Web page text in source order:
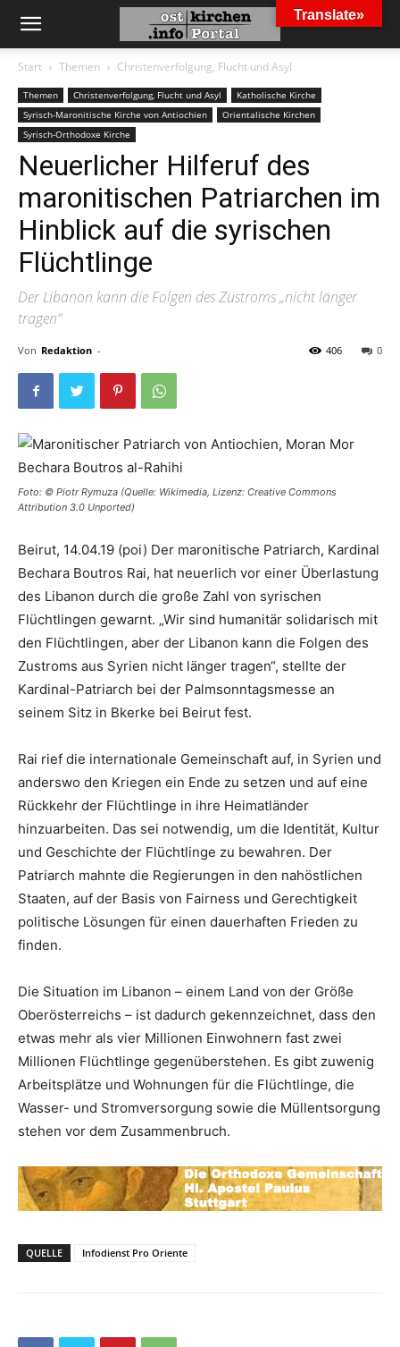
Start Themen Christenverfolgung, Flucht und Asyl
Themen Christenverfolgung, Flucht und Asyl
Katholische Kirche
Syrisch-Maronitische Kirche von Antiochien
Orientalische Kirchen
Syrisch-Orthodoxe Kirche
Neuerlicher Hilferuf des
maronitischen Patriarchen im
Hinblick auf die syrischen
Flüchtlinge
Der Libanon kann die Folgen des Zustroms „nicht länger
tragen“
Von Redaktion - 0
406
Foto: © Piotr Rymuza (Quelle: Wikimedia, Lizenz: Creative Commons
Attribution 3.0 Unported)
Beirut, 14.04.19 (poi) Der maronitische Patriarch, Kardinal
Bechara Boutros Rai, hat neuerlich vor einer Überlastung
des Libanon durch die große Zahl von syrischen
Flüchtlingen gewarnt. „Wir sind humanitär solidarisch mit
den Flüchtlingen, aber der Libanon kann die Folgen des
Zustroms aus Syrien nicht länger tragen“, stellte der
Kardinal-Patriarch bei der Palmsonntagsmesse an
seinem Sitz in Bkerke bei Beirut fest.
Rai rief die internationale Gemeinschaft auf, in Syrien und
anderswo den Kriegen ein Ende zu setzen und auf eine
Rückkehr der Flüchtlinge in ihre Heimatländer
hinzuarbeiten. Das sei notwendig, um die Identität, Kultur
und Geschichte der Flüchtlinge zu bewahren. Der
Patriarch mahnte die Regierungen in den nahöstlichen
Staaten, auf der Basis von Fairness und Gerechtigkeit
politische Lösungen für einen dauerhaften Frieden zu
finden.
Die Situation im Libanon – einem Land von der Größe
Oberösterreichs – ist dadurch gekennzeichnet, dass den
etwas mehr als vier Millionen Einwohnern fast zwei
Millionen Flüchtlinge gegenüberstehen. Es gibt zuwenig
Arbeitsplätze und Wohnungen für die Flüchtlinge, die
Wasser- und Stromversorgung sowie die Müllentsorgung
stehen vor dem Zusammenbruch.
QUELLE Infodienst Pro Oriente
Translate»